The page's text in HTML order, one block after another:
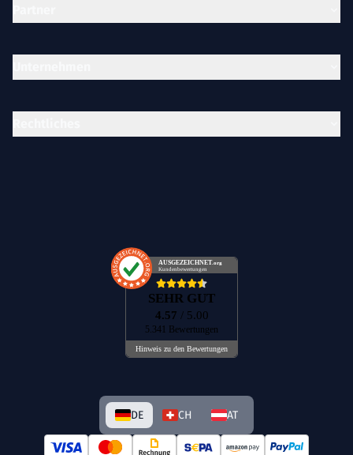
AUSGEZEICHNET .org
Kundenbewertungen
SEHR GUT
4.57 / 5.00
5.341 Bewertungen
Hinweis zu den Bewertungen
DE CH AT